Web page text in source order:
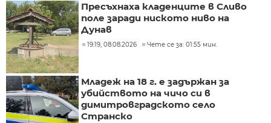
Пресъхнаха кладенците в Сливо
поле заради ниското ниво на
Дунав
19:19, 08.08.2026 Чете се за: 01:55 мин.
Младеж на 18 г. е задържан за
убийството на чичо си в
димитровградското село
Странско